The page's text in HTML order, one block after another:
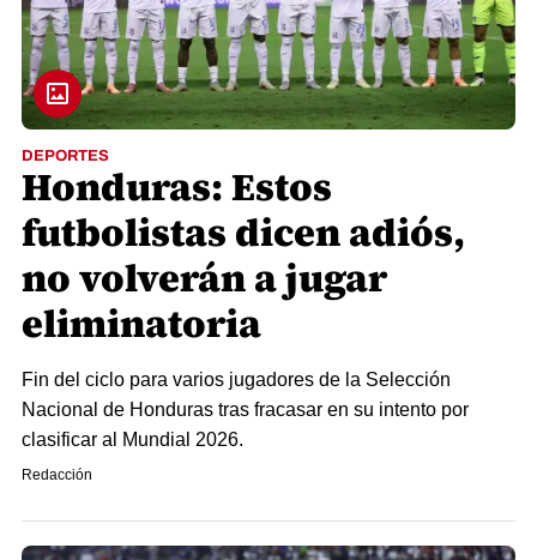
DEPORTES
Honduras: Estos
futbolistas dicen adiós,
no volverán a jugar
eliminatoria
Fin del ciclo para varios jugadores de la Selección
Nacional de Honduras tras fracasar en su intento por
clasificar al Mundial 2026.
Redacción